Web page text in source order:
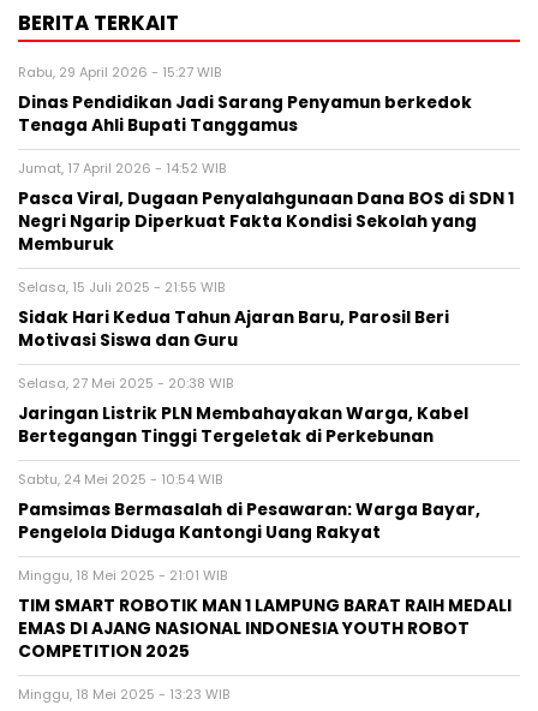
BERITA TERKAIT
Rabu, 29 April 2026 - 15:27 WIB
Dinas Pendidikan Jadi Sarang Penyamun berkedok
Tenaga Ahli Bupati Tanggamus
Jumat, 17 April 2026 - 14:52 WIB
Pasca Viral, Dugaan Penyalahgunaan Dana BOS di SDN 1
Negri Ngarip Diperkuat Fakta Kondisi Sekolah yang
Memburuk
Selasa, 15 Juli 2025 - 21:55 WIB
Sidak Hari Kedua Tahun Ajaran Baru, Parosil Beri
Motivasi Siswa dan Guru
Selasa, 27 Mei 2025 - 20:38 WIB
Jaringan Listrik PLN Membahayakan Warga, Kabel
Bertegangan Tinggi Tergeletak di Perkebunan
Sabtu, 24 Mei 2025 - 10:54 WIB
Pamsimas Bermasalah di Pesawaran: Warga Bayar,
Pengelola Diduga Kantongi Uang Rakyat
Minggu, 18 Mei 2025 - 21:01 WIB
TIM SMART ROBOTIK MAN 1 LAMPUNG BARAT RAIH MEDALI
EMAS DI AJANG NASIONAL INDONESIA YOUTH ROBOT
COMPETITION 2025
Minggu, 18 Mei 2025 - 13:23 WIB